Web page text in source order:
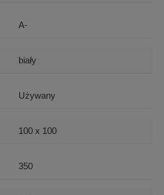
A-
biały
Używany
100 x 100
350